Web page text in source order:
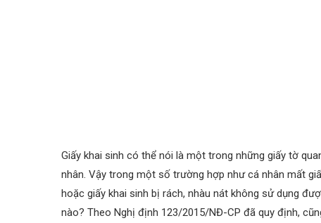
Giấy khai sinh có thể nói là một trong những giấy tờ
nhân. Vậy trong một số trường hợp như cá nhân mất
hoặc giấy khai sinh bị rách, nhàu nát không sử dụng
nào? Theo Nghị định 123/2015/NĐ-CP đã quy định,